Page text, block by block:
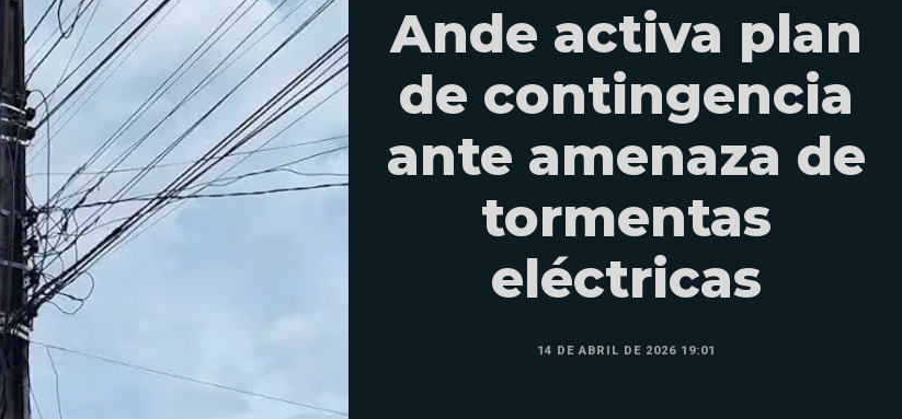
Ande activa plan
de contingencia
ante amenaza de
tormentas
eléctricas
14 DE ABRIL DE 2026 19:01